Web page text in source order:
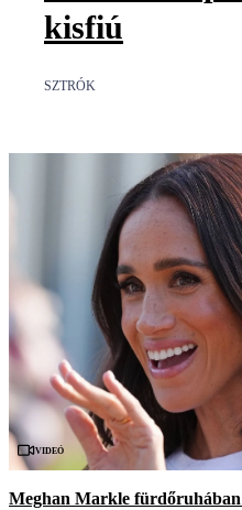
kisfiú
SZTRÓK
Videó
Meghan Markle